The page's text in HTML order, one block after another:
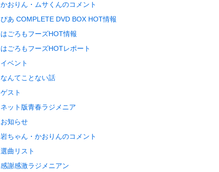
かおりん・ムサくんのコメント
ぴあ COMPLETE DVD BOX HOT情報
はごろもフーズHOT情報
はごろもフーズHOTレポート
イベント
なんてことない話
ゲスト
ネット版青春ラジメニア
お知らせ
岩ちゃん・かおりんのコメント
選曲リスト
感謝感激ラジメニアン